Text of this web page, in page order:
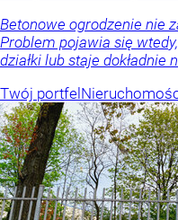
Betonowe ogrodzenie nie
Problem pojawia się
działki lub staje dokładnie
Twój portfel